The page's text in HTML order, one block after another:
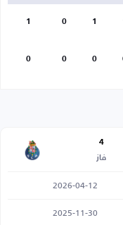
1
0
1
0
0
0
4
فاز
2026-04-12
2025-11-30